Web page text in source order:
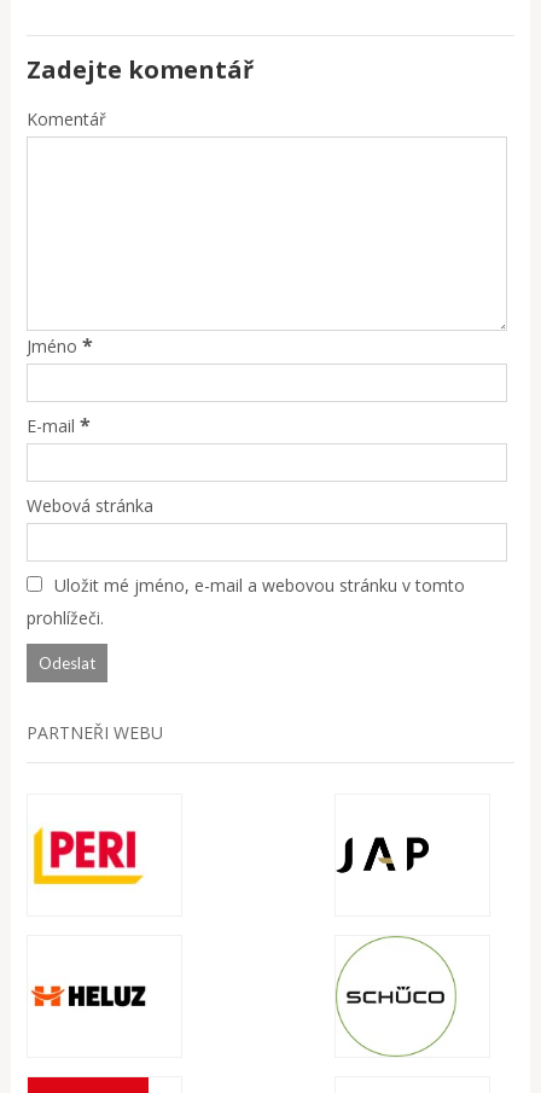
Zadejte komentář
Komentář
Jméno *
E-mail *
Webová stránka
Uložit mé jméno, e-mail a webovou stránku v tomto
prohlížeči.
PARTNEŘI WEBU